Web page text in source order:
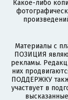
Какое-либо
Материалы с
ПОЗИЦИЯ
рекламы.
них
ПОДДЕРЖКУ
участвует в